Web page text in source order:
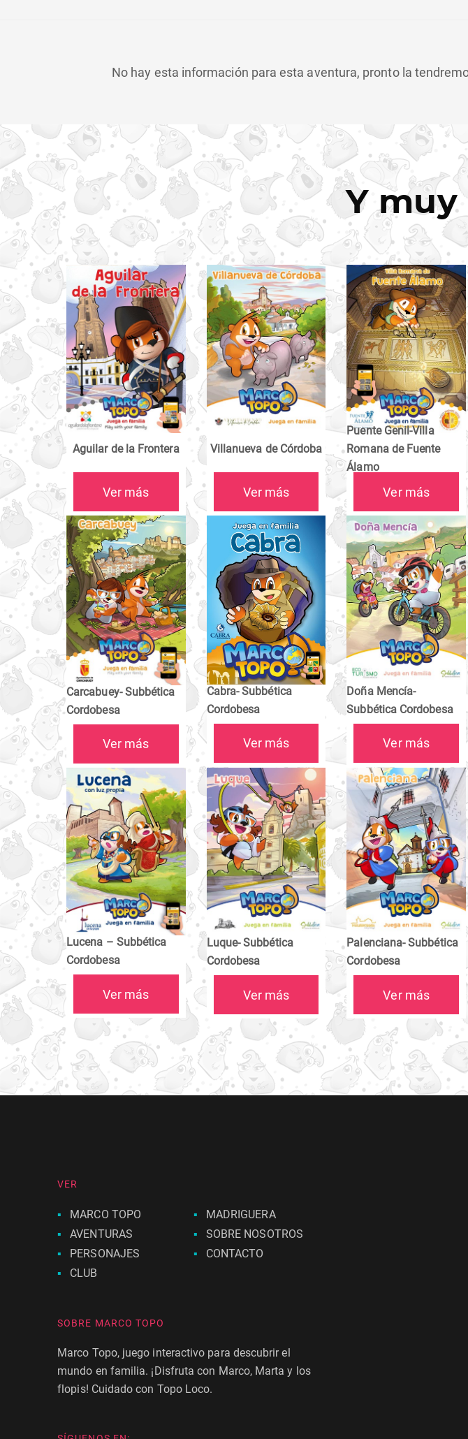
No hay esta información para esta aventura, pronto la
Y muy
Aguilar de la Frontera
Ver más
Villanueva de Córdoba
Ver más
Puente Genil-Villa
Romana de Fuente
Álamo
Ver más
Carcabuey- Subbética
Cordobesa
Ver más
Cabra- Subbética
Cordobesa
Ver más
Doña Mencía-
Subbética Cordobesa
Ver más
Lucena – Subbética
Cordobesa
Ver más
Luque- Subbética
Cordobesa
Ver más
Palenciana- Subbética
Cordobesa
Ver más
VER
MARCO TOPO
AVENTURAS
PERSONAJES
CLUB
MADRIGUERA
SOBRE NOSOTROS
CONTACTO
SOBRE MARCO TOPO
Marco Topo, juego interactivo para descubrir el
mundo en familia. ¡Disfruta con Marco, Marta y los
flopis! Cuidado con Topo Loco.